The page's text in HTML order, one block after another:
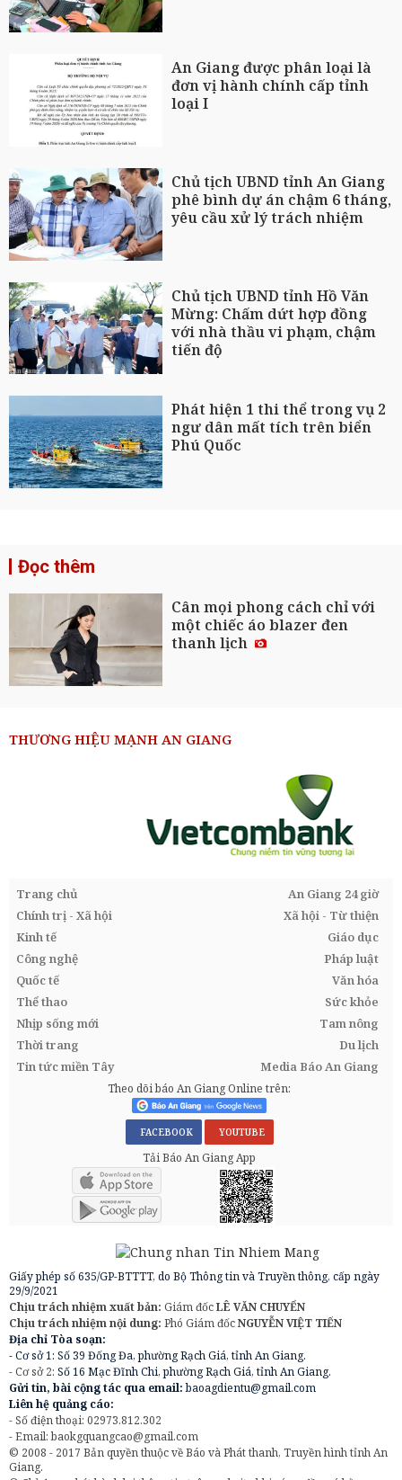
An Giang được phân loại là
đơn vị hành chính cấp tỉnh
loại I
Chủ tịch UBND tỉnh An Giang
phê bình dự án chậm 6 tháng,
yêu cầu xử lý trách nhiệm
Chủ tịch UBND tỉnh Hồ Văn
Mừng: Chấm dứt hợp đồng
với nhà thầu vi phạm, chậm
tiến độ
Phát hiện 1 thi thể trong vụ 2
ngư dân mất tích trên biển
Phú Quốc
Đọc thêm
Cân mọi phong cách chỉ với
một chiếc áo blazer đen
thanh lịch
THƯƠNG HIỆU MẠNH AN GIANG
Trang chủ
An Giang 24 giờ
Chính trị - Xã hội
Xã hội - Từ thiện
Kinh tế
Giáo dục
Công nghệ
Pháp luật
Quốc tế
Văn hóa
Thể thao
Sức khỏe
Nhịp sống mới
Tam nông
Thời trang
Du lịch
Tin tức miền Tây
Media Báo An Giang
Theo dõi báo An Giang Online trên:
FACEBOOK YOUTUBE
Tải Báo An Giang App
Giấy phép số 635/GP-BTTTT, do Bộ Thông tin và Truyền thông, cấp ngày
29/9/2021
Chịu trách nhiệm xuất bản: Giám đốcLÊ VĂN CHUYỂN
Chịu trách nhiệm nội dung: Phó Giám đốcNGUYỄN VIỆT TIẾN
Địa chỉ Tòa soạn:
- Cơ sở 1: Số 39 Đống Đa, phường Rạch Giá, tỉnh An Giang.
- Cơ sở 2: Số 16 Mạc Đĩnh Chi, phường Rạch Giá, tỉnh An Giang.
Gửi tin, bài cộng tác qua email:baoagdientu@gmail.com
Liên hệ quảng cáo:
- Số điện thoại: 02973.812.302
- Email:baokgquangcao@gmail.com
© 2008 - 2017 Bản quyền thuộc về Báo và Phát thanh, Truyền hình tỉnh An
Giang.